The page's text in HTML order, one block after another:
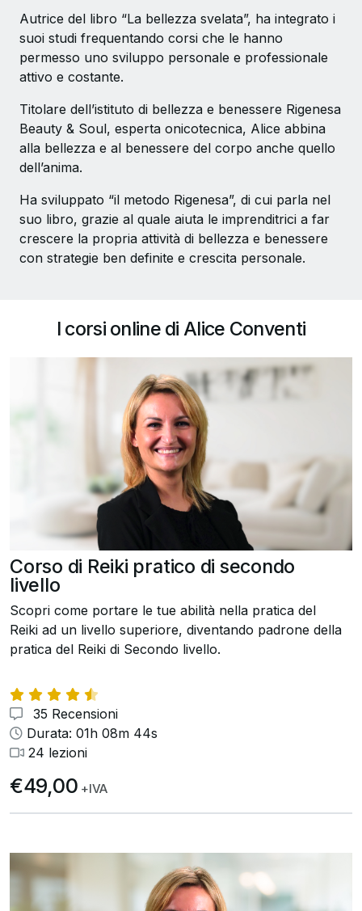
Autrice del libro “La bellezza svelata”, ha integrato i
suoi studi frequentando corsi che le hanno
permesso uno sviluppo personale e professionale
attivo e costante.
Titolare dell’istituto di bellezza e benessere Rigenesa
Beauty & Soul, esperta onicotecnica, Alice abbina
alla bellezza e al benessere del corpo anche quello
dell’anima.
Ha sviluppato “il metodo Rigenesa”, di cui parla nel
suo libro, grazie al quale aiuta le imprenditrici a far
crescere la propria attività di bellezza e benessere
con strategie ben definite e crescita personale.
I corsi online di Alice Conventi
Corso di Reiki pratico di secondo
livello
Scopri come portare le tue abilità nella pratica del
Reiki ad un livello superiore, diventando padrone della
pratica del Reiki di Secondo livello.
35 Recensioni
Durata: 01h 08m 44s
24 lezioni
€49,00 +IVA